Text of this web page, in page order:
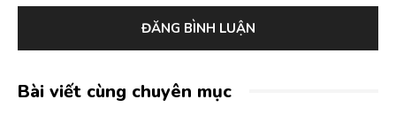
Bài viết cùng chuyên mục